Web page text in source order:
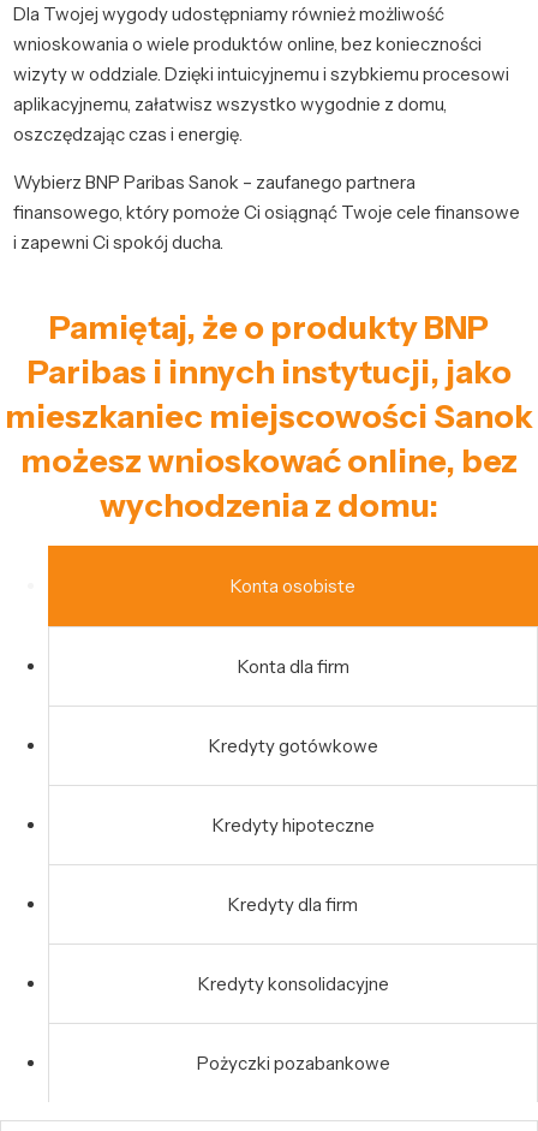
Dla Twojej wygody udostępniamy również możliwość
wnioskowania o wiele produktów online, bez konieczności
wizyty w oddziale. Dzięki intuicyjnemu i szybkiemu procesowi
aplikacyjnemu, załatwisz wszystko wygodnie z domu,
oszczędzając czas i energię.
Wybierz BNP Paribas Sanok – zaufanego partnera
finansowego, który pomoże Ci osiągnąć Twoje cele finansowe
i zapewni Ci spokój ducha.
Pamiętaj, że o produkty BNP
Paribas i innych instytucji, jako
mieszkaniec miejscowości Sanok
możesz wnioskować online, bez
wychodzenia z domu:
Konta osobiste
Konta dla firm
Kredyty gotówkowe
Kredyty hipoteczne
Kredyty dla firm
Kredyty konsolidacyjne
Pożyczki pozabankowe